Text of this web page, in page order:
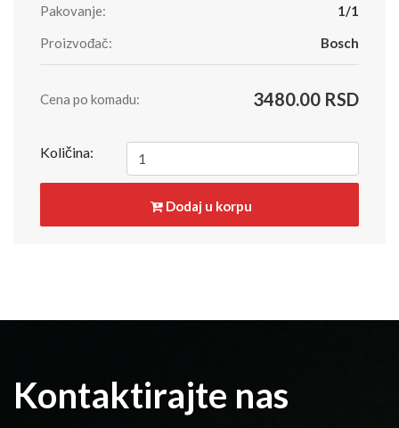
Pakovanje:
1/1
Proizvođač:
Bosch
Cena po komadu: 3480.00 RSD
Količina:
Dodaj u korpu
Kontaktirajte nas